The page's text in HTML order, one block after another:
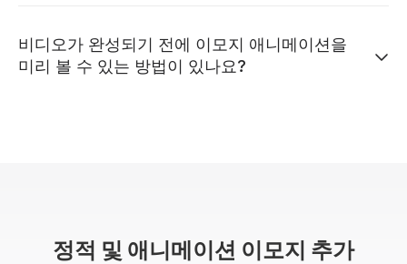
비디오가 완성되기 전에 이모지 애니메이션을
미리 볼 수 있는 방법이 있나요?
정적 및 애니메이션 이모지 추가